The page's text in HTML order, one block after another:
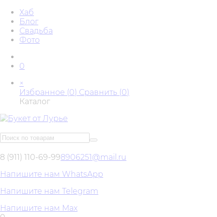
Хаб
Блог
Свадьба
Фото
0
×
Избранное (0) Сравнить (0)
Каталог
8 (911) 110-69-998906251@mail.ru
Напишите нам WhatsApp
Напишите нам Telegram
Напишите нам Max